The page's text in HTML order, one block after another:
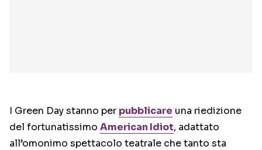
I Green Day stanno per pubblicare una riedizione
del fortunatissimo American Idiot, adattato
all’omonimo spettacolo teatrale che tanto sta